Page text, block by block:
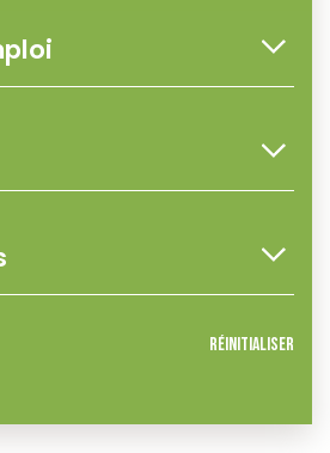
Réinitialiser